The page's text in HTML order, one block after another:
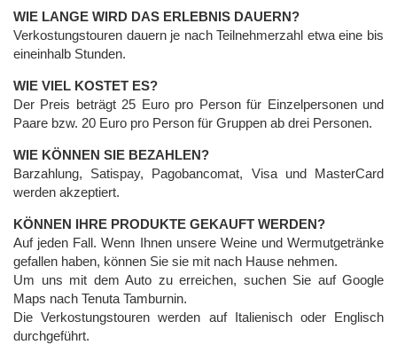
WIE LANGE WIRD DAS ERLEBNIS DAUERN?
Verkostungstouren dauern je nach Teilnehmerzahl etwa eine bis
eineinhalb Stunden.
WIE VIEL KOSTET ES?
Der Preis beträgt 25 Euro pro Person für Einzelpersonen und
Paare bzw. 20 Euro pro Person für Gruppen ab drei Personen.
WIE KÖNNEN SIE BEZAHLEN?
Barzahlung, Satispay, Pagobancomat, Visa und MasterCard
werden akzeptiert.
KÖNNEN IHRE PRODUKTE GEKAUFT WERDEN?
Auf jeden Fall. Wenn Ihnen unsere Weine und Wermutgetränke
gefallen haben, können Sie sie mit nach Hause nehmen.
Um uns mit dem Auto zu erreichen, suchen Sie auf Google
Maps nach Tenuta Tamburnin.
Die Verkostungstouren werden auf Italienisch oder Englisch
durchgeführt.